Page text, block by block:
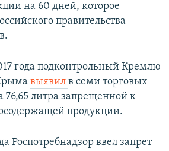
на 60 дней, которое
правительства
года подконтрольный Кремлю
выявил в семи торговых
76,65 литра запрещенной к
продукции.
Роспотребнадзор ввел запрет